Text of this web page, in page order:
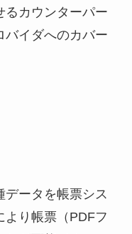
るカウンターパー
バイダへのカバー
ータを帳票シス
より帳票（PDFフ